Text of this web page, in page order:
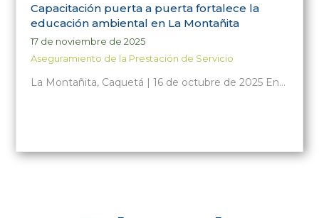
Capacitación puerta a puerta fortalece la
educación ambiental en La Montañita
17 de noviembre de 2025
Aseguramiento de la Prestación de Servicio
La Montañita, Caquetá | 16 de octubre de 2025 En…